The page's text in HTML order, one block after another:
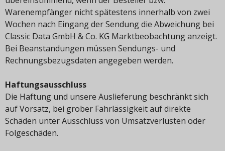
Warenempfänger nicht spätestens innerhalb von zwei
Wochen nach Eingang der Sendung die Abweichung bei
Classic Data GmbH & Co. KG Marktbeobachtung anzeigt.
Bei Beanstandungen müssen Sendungs- und
Rechnungsbezugsdaten angegeben werden.
Haftungsausschluss
Die Haftung und unsere Auslieferung beschränkt sich
auf Vorsatz, bei grober Fahrlässigkeit auf direkte
Schäden unter Ausschluss von Umsatzverlusten oder
Folgeschäden.